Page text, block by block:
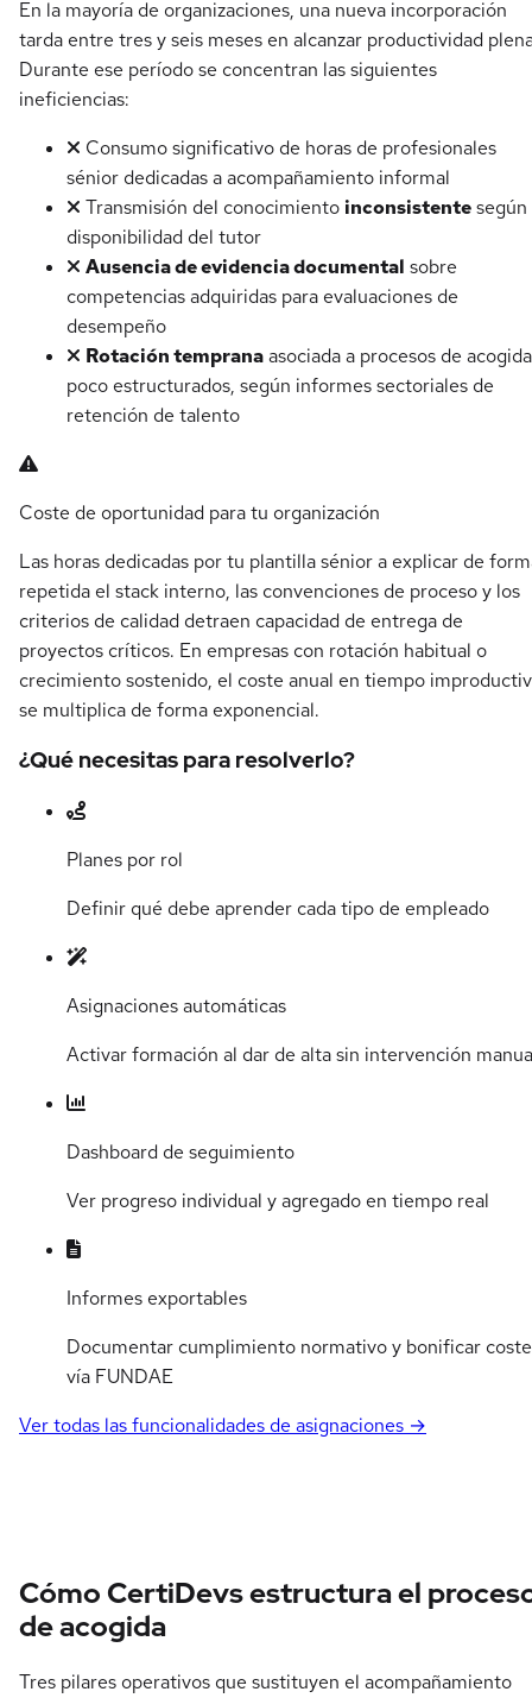
En la mayoría de organizaciones, una nueva incorporación
tarda entre tres y seis meses en alcanzar productividad
Durante ese período se concentran las siguientes
ineficiencias:
Consumo significativo de horas de profesionales
sénior dedicadas a acompañamiento informal
Transmisión del conocimiento inconsistentesegún
disponibilidad del tutor
Ausencia de evidencia documental sobre
competencias adquiridas para evaluaciones de
desempeño
Rotación tempranaasociada a procesos de acogida
poco estructurados, según informes sectoriales de
retención de talento
Coste de oportunidad para tu organización
Las horas dedicadas por tu plantilla sénior a explicar de
repetida el stack interno, las convenciones de proceso y los
criterios de calidad detraen capacidad de entrega de
proyectos críticos. En empresas con rotación habitual o
crecimiento sostenido, el coste anual en tiempo
se multiplica de forma exponencial.
¿Qué necesitas para resolverlo?
Planes por rol
Definir qué debe aprender cada tipo de empleado
Asignaciones automáticas
Activar formación al dar de alta sin intervención
Dashboard de seguimiento
Ver progreso individual y agregado en tiempo real
Informes exportables
Documentar cumplimiento normativo y bonificar
vía FUNDAE
Ver todas las funcionalidades de asignaciones →
Cómo CertiDevs estructura el
de acogida
Tres pilares operativos que sustituyen el acompañamiento